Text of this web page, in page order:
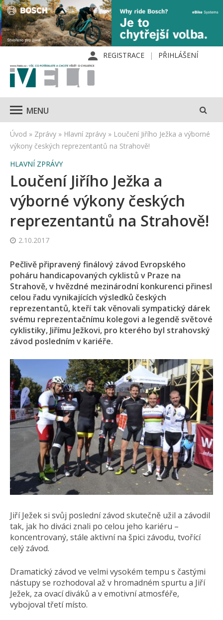
REGISTRACE PŘIHLÁŠENÍ
MENU
Úvod » Zprávy » Hlavní zprávy » Loučení Jiřího Ježka a výborné
výkony českých reprezentantů na Strahově!
HLAVNÍ ZPRÁVY
Loučení Jiřího Ježka a
výborné výkony českých
reprezentantů na Strahově!
2.10.2017
Pečlivě připravený finálový závod Evropského
poháru handicapovaných cyklistů v Praze na
Strahově, v hvězdné mezinárodní konkurenci přinesl
celou řadu vynikajících výsledků českých
reprezentantů, kteří tak věnovali sympatický dárek
svému reprezentačnímu kolegovi a legendě světové
cyklistiky, Jiřímu Ježkovi, pro kterého byl strahovský
závod posledním v kariéře.
Jiří Ježek si svůj poslední závod skutečně užil a závodil
tak, jak ho diváci znali po celou jeho kariéru –
koncentrovaný, stále aktivní na špici závodu, tvořící
celý závod.
Dramatický závod ve velmi vysokém tempu s častými
nástupy se rozhodoval až v hromadném spurtu a Jiří
Ježek, za ovací diváků a v emotivní atmosféře,
vybojoval třetí místo.